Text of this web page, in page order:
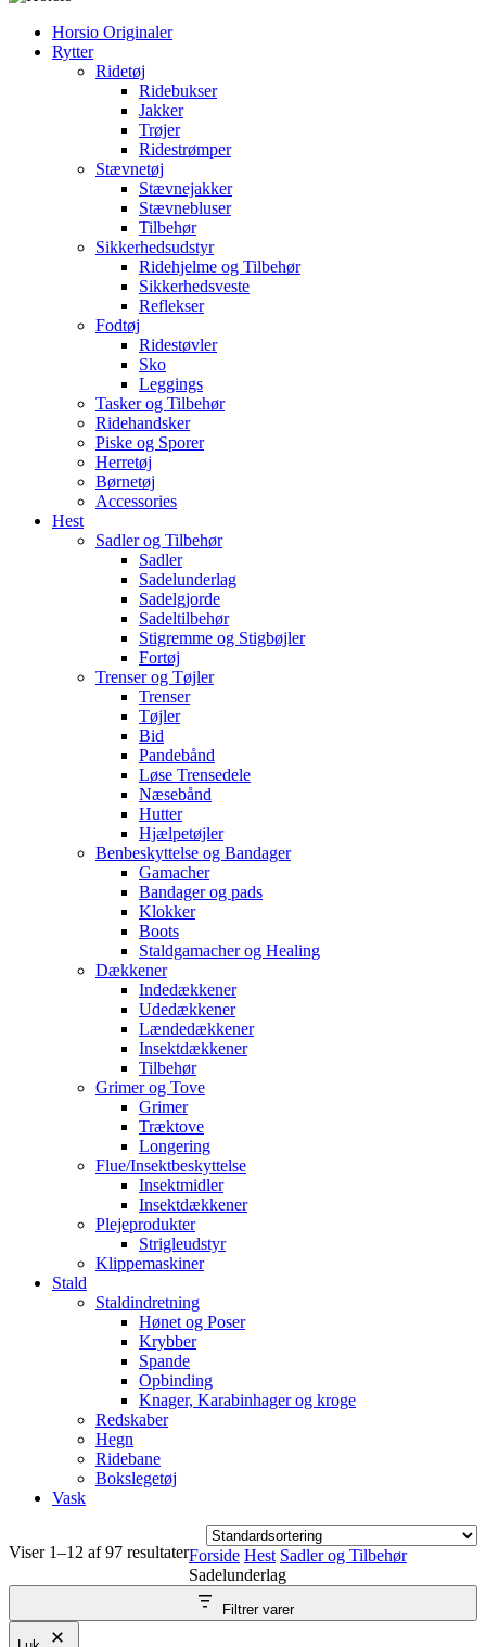
Horsio Originaler
Rytter
Ridetøj
Ridebukser
Jakker
Trøjer
Ridestrømper
Stævnetøj
Stævnejakker
Stævnebluser
Tilbehør
Sikkerhedsudstyr
Ridehjelme og Tilbehør
Sikkerhedsveste
Reflekser
Fodtøj
Ridestøvler
Sko
Leggings
Tasker og Tilbehør
Ridehandsker
Piske og Sporer
Herretøj
Børnetøj
Accessories
Hest
Sadler og Tilbehør
Sadler
Sadelunderlag
Sadelgjorde
Sadeltilbehør
Stigremme og Stigbøjler
Fortøj
Trenser og Tøjler
Trenser
Tøjler
Bid
Pandebånd
Løse Trensedele
Næsebånd
Hutter
Hjælpetøjler
Benbeskyttelse og Bandager
Gamacher
Bandager og pads
Klokker
Boots
Staldgamacher og Healing
Dækkener
Indedækkener
Udedækkener
Lændedækkener
Insektdækkener
Tilbehør
Grimer og Tove
Grimer
Træktove
Longering
Flue/Insektbeskyttelse
Insektmidler
Insektdækkener
Plejeprodukter
Strigleudstyr
Klippemaskiner
Stald
Staldindretning
Hønet og Poser
Krybber
Spande
Opbinding
Knager, Karabinhager og kroge
Redskaber
Hegn
Ridebane
Bokslegetøj
Vask
Viser 1–12 af 97 resultaterForside Hest Sadler og Tilbehør
Sadelunderlag
Filtrer varer